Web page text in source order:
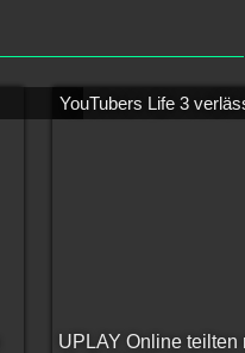
YouTubers Life 3
UPLAY Online teilten